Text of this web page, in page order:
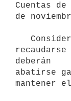
Cuentas
de
deberán
abatirse
mantener